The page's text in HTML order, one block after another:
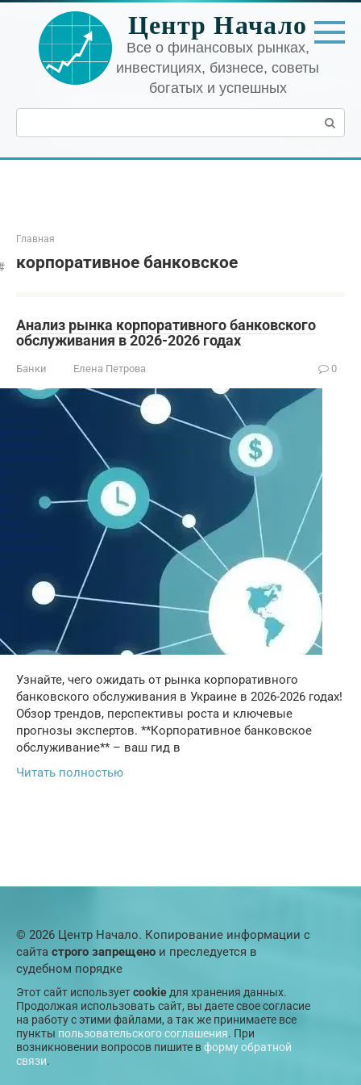
Перейти
контенту
Центр Начало
Все о финансовых рынках,
инвестициях, бизнесе, советы
богатых и успешных
Поиск:
Главная
корпоративное банковское
Анализ рынка корпоративного банковского
обслуживания в 2026-2026 годах
Банки Елена Петрова 0
Узнайте, чего ожидать от рынка корпоративного
банковского обслуживания в Украине в 2026-2026 годах!
Обзор трендов, перспективы роста и ключевые
прогнозы экспертов. **Корпоративное банковское
обслуживание** – ваш гид в
Читать полностью
© 2026 Центр Начало. Копирование информации с
сайта строго запрещено и преследуется в
судебном порядке
Этот сайт используетcookie для хранения данных.
Продолжая использовать сайт, вы даете свое согласие
на работу с этими файлами, а так же принимаете все
пункты пользовательского соглашения. При
возникновении вопросов пишите вформу обратной
связи.